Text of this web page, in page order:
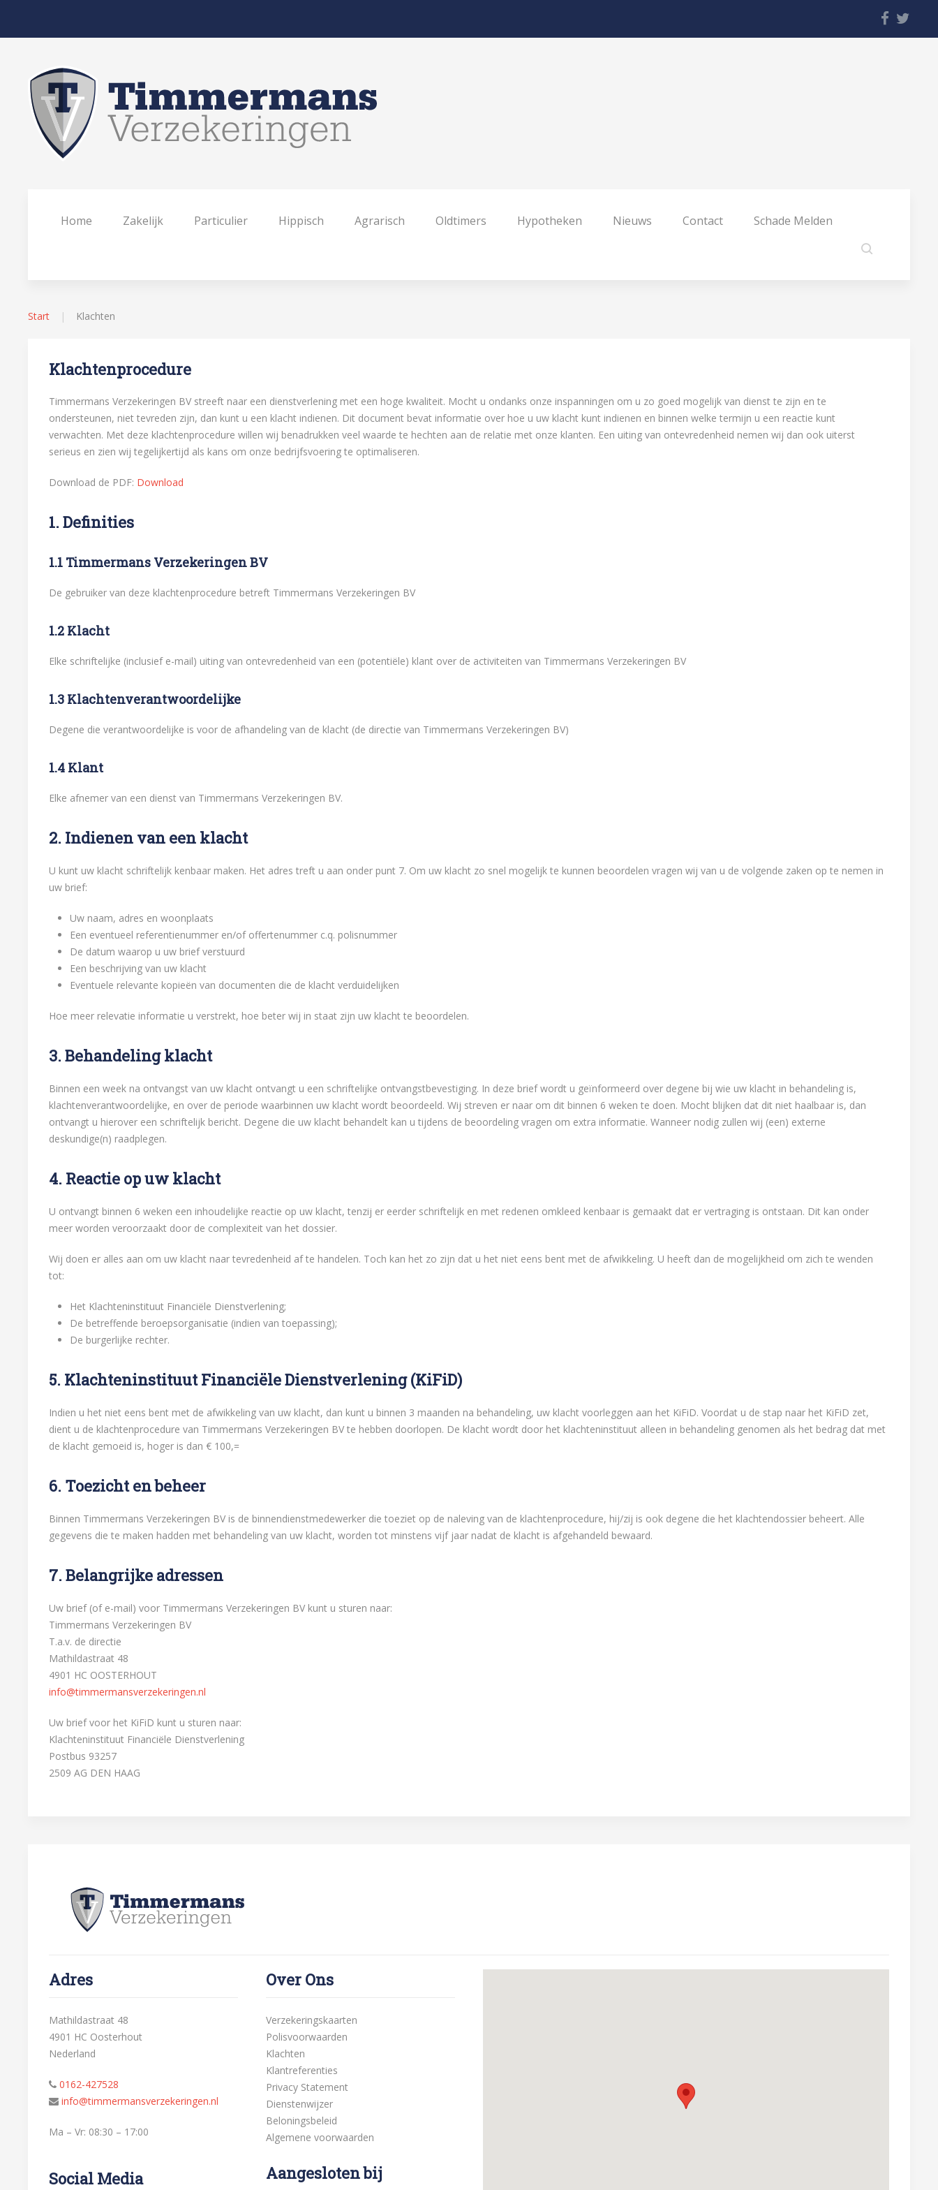
Home Zakelijk Particulier Hippisch Agrarisch Oldtimers Hypotheken Nieuws Contact Schade Melden
Start Klachten
Klachtenprocedure
Timmermans Verzekeringen BV streeft naar een dienstverlening met een hoge kwaliteit. Mocht u ondanks onze inspanningen om u zo goed mogelijk van dienst te zijn en te
ondersteunen, niet tevreden zijn, dan kunt u een klacht indienen. Dit document bevat informatie over hoe u uw klacht kunt indienen en binnen welke termijn u een reactie kunt
verwachten. Met deze klachtenprocedure willen wij benadrukken veel waarde te hechten aan de relatie met onze klanten. Een uiting van ontevredenheid nemen wij dan ook uiterst
serieus en zien wij tegelijkertijd als kans om onze bedrijfsvoering te optimaliseren.
Download de PDF: Download
1. Definities
1.1 Timmermans Verzekeringen BV
De gebruiker van deze klachtenprocedure betreft Timmermans Verzekeringen BV
1.2 Klacht
Elke schriftelijke (inclusief e-mail) uiting van ontevredenheid van een (potentiële) klant over de activiteiten van Timmermans Verzekeringen BV
1.3 Klachtenverantwoordelijke
Degene die verantwoordelijke is voor de afhandeling van de klacht (de directie van Timmermans Verzekeringen BV)
1.4 Klant
Elke afnemer van een dienst van Timmermans Verzekeringen BV.
2. Indienen van een klacht
U kunt uw klacht schriftelijk kenbaar maken. Het adres treft u aan onder punt 7. Om uw klacht zo snel mogelijk te kunnen beoordelen vragen wij van u de volgende zaken op te nemen in
uw brief:
Uw naam, adres en woonplaats
Een eventueel referentienummer en/of offertenummer c.q. polisnummer
De datum waarop u uw brief verstuurd
Een beschrijving van uw klacht
Eventuele relevante kopieën van documenten die de klacht verduidelijken
Hoe meer relevatie informatie u verstrekt, hoe beter wij in staat zijn uw klacht te beoordelen.
3. Behandeling klacht
Binnen een week na ontvangst van uw klacht ontvangt u een schriftelijke ontvangstbevestiging. In deze brief wordt u geïnformeerd over degene bij wie uw klacht in behandeling is,
klachtenverantwoordelijke, en over de periode waarbinnen uw klacht wordt beoordeeld. Wij streven er naar om dit binnen 6 weken te doen. Mocht blijken dat dit niet haalbaar is, dan
ontvangt u hierover een schriftelijk bericht. Degene die uw klacht behandelt kan u tijdens de beoordeling vragen om extra informatie. Wanneer nodig zullen wij (een) externe
deskundige(n) raadplegen.
4. Reactie op uw klacht
U ontvangt binnen 6 weken een inhoudelijke reactie op uw klacht, tenzij er eerder schriftelijk en met redenen omkleed kenbaar is gemaakt dat er vertraging is ontstaan. Dit kan onder
meer worden veroorzaakt door de complexiteit van het dossier.
Wij doen er alles aan om uw klacht naar tevredenheid af te handelen. Toch kan het zo zijn dat u het niet eens bent met de afwikkeling. U heeft dan de mogelijkheid om zich te wenden
tot:
Het Klachteninstituut Financiële Dienstverlening;
De betreffende beroepsorganisatie (indien van toepassing);
De burgerlijke rechter.
5. Klachteninstituut Financiële Dienstverlening (KiFiD)
Indien u het niet eens bent met de afwikkeling van uw klacht, dan kunt u binnen 3 maanden na behandeling, uw klacht voorleggen aan het KiFiD. Voordat u de stap naar het KiFiD zet,
dient u de klachtenprocedure van Timmermans Verzekeringen BV te hebben doorlopen. De klacht wordt door het klachteninstituut alleen in behandeling genomen als het bedrag dat met
de klacht gemoeid is, hoger is dan € 100,=
6. Toezicht en beheer
Binnen Timmermans Verzekeringen BV is de binnendienstmedewerker die toeziet op de naleving van de klachtenprocedure, hij/zij is ook degene die het klachtendossier beheert. Alle
gegevens die te maken hadden met behandeling van uw klacht, worden tot minstens vijf jaar nadat de klacht is afgehandeld bewaard.
7. Belangrijke adressen
Uw brief (of e-mail) voor Timmermans Verzekeringen BV kunt u sturen naar:
Timmermans Verzekeringen BV
T.a.v. de directie
Mathildastraat 48
4901 HC OOSTERHOUT
info@timmermansverzekeringen.nl
Uw brief voor het KiFiD kunt u sturen naar:
Klachteninstituut Financiële Dienstverlening
Postbus 93257
2509 AG DEN HAAG
Adres
Mathildastraat 48
4901 HC Oosterhout
Nederland
0162-427528
info@timmermansverzekeringen.nl
Ma – Vr: 08:30 – 17:00
Social Media
Over Ons
Verzekeringskaarten
Polisvoorwaarden
Klachten
Klantreferenties
Privacy Statement
Dienstenwijzer
Beloningsbeleid
Algemene voorwaarden
Aangesloten bij